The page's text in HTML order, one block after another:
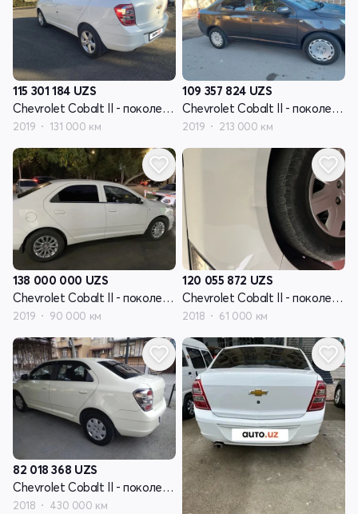
115 301 184 UZS
Chevrolet Cobalt II - поколение рестайлинг
2019 131 000 км
109 357 824 UZS
Chevrolet Cobalt II - поколение рестайлинг
2019 213 000 км
138 000 000 UZS
Chevrolet Cobalt II - поколение рестайлинг
2019 90 000 км
120 055 872 UZS
Chevrolet Cobalt II - поколение рестайлинг
2018 61 000 км
82 018 368 UZS
Chevrolet Cobalt II - поколение рестайлинг
2018 430 000 км